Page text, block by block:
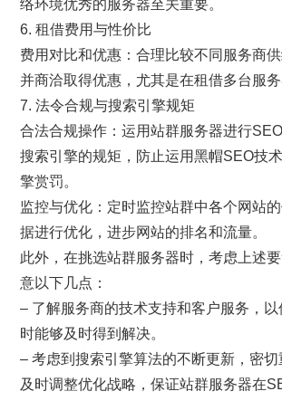
络环境优秀的服务器至关重要。
6. 租借费用与性价比
费用对比和优惠：合理比较不同服务商供
并商洽取得优惠，尤其是在租借多台服务
7. 法令合规与搜索引擎规矩
合法合规操作：运用站群服务器进行
搜索引擎的规矩，防止运用黑帽SEO技
擎赏罚。
监控与优化：定时监控站群中各个网站
据进行优化，进步网站的排名和流量。
此外，在挑选站群服务器时，考虑上述
意以下几点：
– 了解服务商的技术支持和客户服务，
时能够及时得到解决。
– 考虑到搜索引擎算法的不断更新，密切
及时调整优化战略，保证站群服务器在